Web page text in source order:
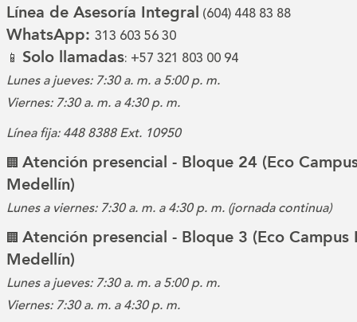
Línea de Asesoría Integral (604) 448 83 88
WhatsApp: 313 603 56 30
📱 Solo llamadas: +57 321 803 00 94
Lunes a jueves: 7:30 a. m. a 5:00 p. m.
Viernes: 7:30 a. m. a 4:30 p. m.
Línea fija: 448 8388 Ext. 10950
🏢 Atención presencial - Bloque 24 (Eco
Medellín)
Lunes a viernes: 7:30 a. m. a 4:30 p. m. (jornada continua)
🏢 Atención presencial - Bloque 3 (Eco Campus
Medellín)
Lunes a jueves: 7:30 a. m. a 5:00 p. m.
Viernes: 7:30 a. m. a 4:30 p. m.